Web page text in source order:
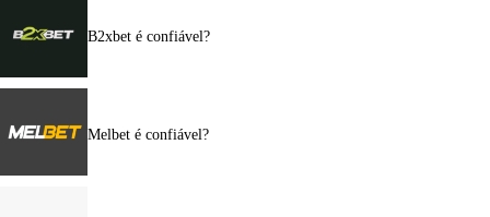
B2xbet é confiável?
Melbet é confiável?